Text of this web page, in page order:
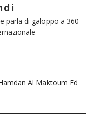
parla di galoppo a 360
Al Maktoum Ed